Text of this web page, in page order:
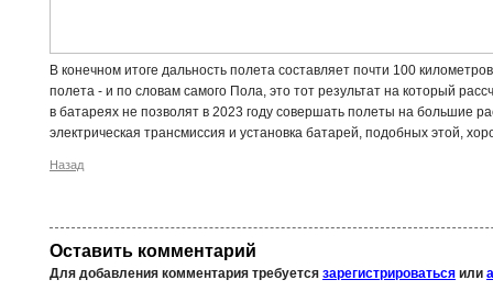
В конечном итоге дальность полета составляет почти 100
полета - и по словам самого Пола, это тот результат на который
в батареях не позволят в 2023 году совершать полеты на большие
электрическая трансмиссия и установка батарей, подобных этой,
Назад
Оставить комментарий
Для добавления комментария требуется зарегистрироваться или